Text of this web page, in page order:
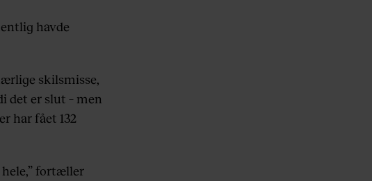
havde
skilsmisse,
det er slut – men
har fået 132
fortæller